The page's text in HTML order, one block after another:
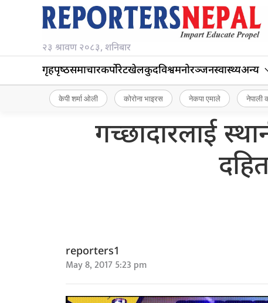
२३ श्रावण २०८३, शनिबार
गृहपृष्‍ठसमाचारकर्पोरेटखेलकुदविश्वमनोरञ्जनस्वास्थ्यअन्य
केपी शर्मा ओली कोरोना भाइरस नेकपा एमाले नेपाली
गच्छादारलाई
reporters1
May 8, 2017 5:23 pm